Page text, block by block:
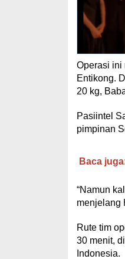
Operasi ini
Entikong.
20 kg,
Pasiintel
pimpinan
Baca
“Namun
menjelang
Rute tim
30 menit,
Indonesia.